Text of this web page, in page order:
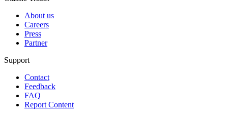
About us
Careers
Press
Partner
Support
Contact
Feedback
FAQ
Report Content